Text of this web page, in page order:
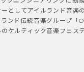
としてアイルランド音楽
ランド伝統音楽グループ
ケルティック音楽フェス